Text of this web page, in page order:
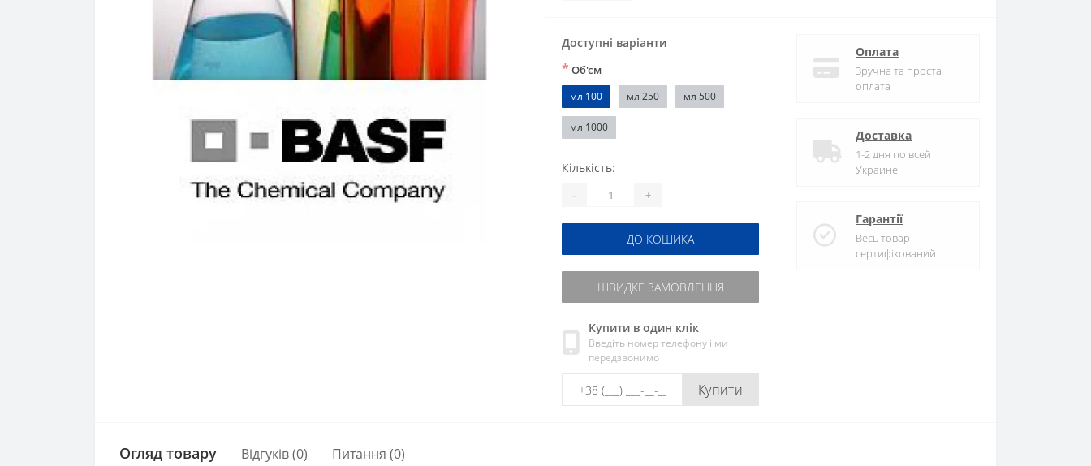
Доступні варіанти
* Об'єм
мл 100 мл 250 мл 500
мл 1000
Кількість:
- +
ДО КОШИКА
ШВИДКЕ ЗАМОВЛЕННЯ
Купити в один клік
Введіть номер телефону і ми
передзвонимо
Купити
Оплата
Зручна та проста
оплата
Доставка
1-2 дня по всей
Украине
Гарантії
Весь товар
сертифікований
Огляд товару Відгуків (0) Питання (0)